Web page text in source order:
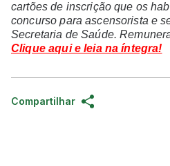
cartões de inscrição que os
concurso para ascensorista e
Secretaria de Saúde.
Clique aqui e leia na íntegra!
Compartilhar